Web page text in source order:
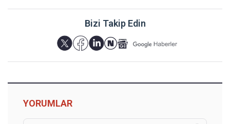
Bizi Takip Edin
YORUMLAR